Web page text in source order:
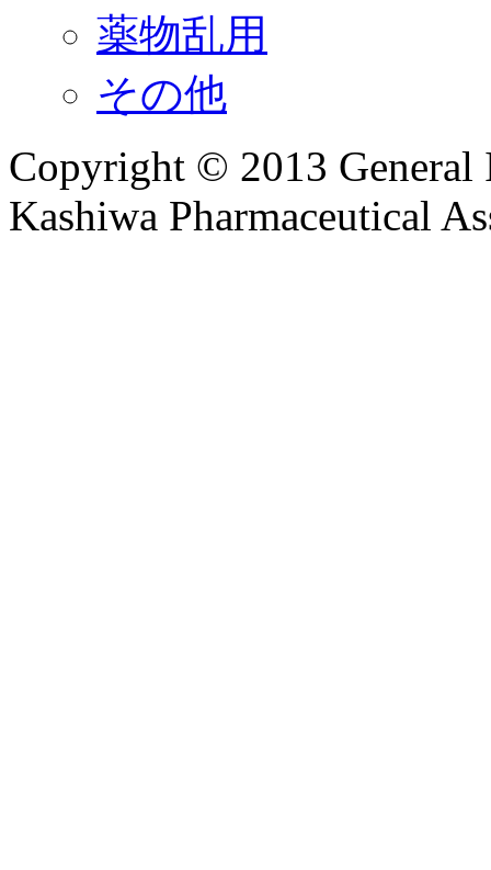
薬物乱用
その他
Copyright © 2013 General
Kashiwa Pharmaceutical